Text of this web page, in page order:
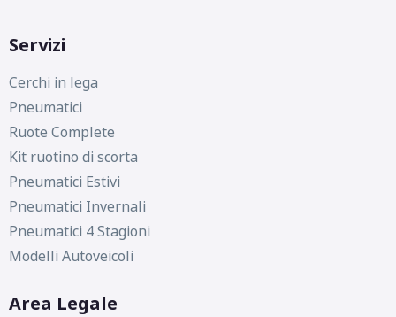
Servizi
Cerchi in lega
Pneumatici
Ruote Complete
Kit ruotino di scorta
Pneumatici Estivi
Pneumatici Invernali
Pneumatici 4 Stagioni
Modelli Autoveicoli
Area Legale